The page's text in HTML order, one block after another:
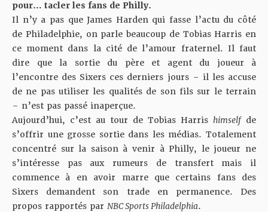
pour… tacler les fans de Philly.
Il n’y a pas que James Harden qui fasse l’actu du côté
de Philadelphie, on parle beaucoup de Tobias Harris en
ce moment dans la cité de l’amour fraternel. Il faut
dire que la sortie du père et agent du joueur à
l’encontre des Sixers ces derniers jours – il les accuse
de ne pas utiliser les qualités de son fils sur le terrain
– n’est pas passé inaperçue.
Aujourd’hui, c’est au tour de Tobias Harris himselfde
s’offrir une grosse sortie dans les médias. Totalement
concentré sur la saison à venir à Philly, le joueur ne
s’intéresse pas aux rumeurs de transfert mais il
commence à en avoir marre que certains fans des
Sixers demandent son trade en permanence. Des
propos rapportés par NBC Sports Philadelphia.